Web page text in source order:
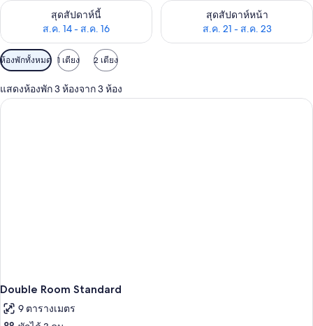
สุดสัปดาห์นี้
ส.ค. 14 - ส.ค. 16
ตรวจสอบจำนวนห้องพักว่างในสุดสัปดาห์นี้ ส.ค. 14 - ส.ค. 16
สุดสัปดาห์หน้า
ส.ค. 21 - ส.ค. 23
ตรวจสอบจำนวนห้องพักว่างใน
ตัว
กรอง
ที่
มี
ห้องพักทั้งหมด 1 เตียง 2 เตียง
แสดงห้องพัก 3 ห้องจาก 3 ห้อง
Double Room Standard
9 ตารางเมตร